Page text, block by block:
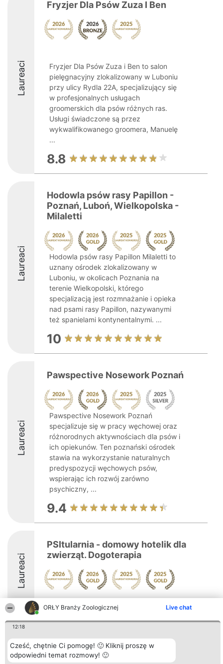
ORŁY Branży Zoologicznej Live chat
12:18
Cześć, chętnie Ci pomogę! 🙂 Kliknij proszę w
odpowiedni temat rozmowy! 🙂
Laureaci
Fryzjer Dla Psów Zuza I Ben
Fryzjer Dla Psów Zuza i Ben to salon
pielęgnacyjny zlokalizowany w Luboniu
przy ulicy Rydla 22A, specjalizujący się
w profesjonalnych usługach
groomerskich dla psów różnych ras.
Usługi świadczone są przez
wykwalifikowanego groomera, Manuelę
...
8.8
Laureaci
Hodowla psów rasy Papillon -
Poznań, Luboń, Wielkopolska -
Milaletti
Hodowla psów rasy Papillon Milaletti to
uznany ośrodek zlokalizowany w
Luboniu, w okolicach Poznania na
terenie Wielkopolski, którego
specjalizacją jest rozmnażanie i opieka
nad psami rasy Papillon, nazywanymi
też spanielami kontynentalnymi. ...
10
Laureaci
Pawspective Nosework Poznań
Pawspective Nosework Poznań
specjalizuje się w pracy węchowej oraz
różnorodnych aktywnościach dla psów i
ich opiekunów. Ten poznański ośrodek
stawia na wykorzystanie naturalnych
predyspozycji węchowych psów,
wspierając ich rozwój zarówno
psychiczny, ...
9.4
Laureaci
PSItularnia - domowy hotelik dla
zwierząt. Dogoterapia
10
Organizator plebiscytu
Bright Side Solutions sp. z o.
o. sp. k.
ul. Ruska 22
Plebiscyt
Laureaci
Lista
wszystkich
Kontakt
Kontakt